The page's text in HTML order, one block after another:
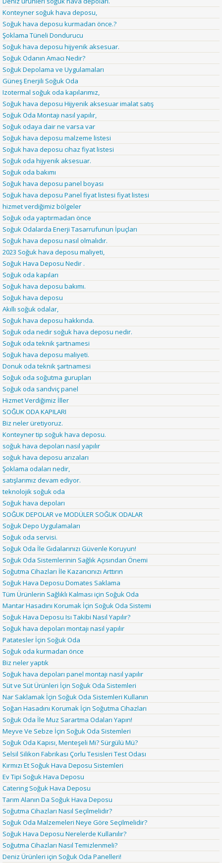
Konteyner soğuk hava deposu,
Soğuk hava deposu kurmadan önce.?
Şoklama Tüneli Dondurucu
Soğuk hava deposu hijyenik aksesuar.
Soğuk Odanın Amacı Nedir?
Soğuk Depolama ve Uygulamaları
Güneş Enerjili Soğuk Oda
Izotermal soğuk oda kapılarımız,
Soğuk hava deposu Hijyenik aksesuar imalat satış
Soğuk Oda Montajı nasıl yapılır,
Soğuk odaya dair ne varsa var
Soğuk hava deposu malzeme listesi
Soğuk hava deposu cihaz fiyat listesi
Soğuk oda hijyenik aksesuar.
Soğuk oda bakımı
Soğuk hava deposu panel boyası
Soğuk hava deposu Panel fiyat listesi fiyat listesi
hizmet verdiğimiz bölgeler
Soğuk oda yaptırmadan önce
Soğuk Odalarda Enerji Tasarrufunun İpuçları
Soğuk hava deposu nasıl olmalıdır.
2023 Soğuk hava deposu maliyeti,
Soğuk Hava Deposu Nedir .
Soğuk oda kapıları
Soğuk hava deposu bakımı.
Soğuk hava deposu
Akıllı soğuk odalar,
Soğuk hava deposu hakkında.
Soğuk oda nedir soğuk hava deposu nedir.
Soğuk oda teknik şartnamesi
Soğuk hava deposu maliyeti.
Donuk oda teknik şartnamesi
Soğuk oda soğutma gurupları
Soğuk oda sandviç panel
Hizmet Verdiğimiz İller
SOĞUK ODA KAPILARI
Biz neler üretiyoruz.
Konteyner tip soğuk hava deposu.
soğuk hava depoları nasıl yapılır
soğuk hava deposu arızaları
Şoklama odaları nedir,
satışlarımız devam ediyor.
teknolojik soğuk oda
Soğuk hava depoları
SOĞUK DEPOLAR ve MODÜLER SOĞUK ODALAR
Soğuk Depo Uygulamaları
Soğuk oda servisi.
Soğuk Oda İle Gıdalarınızı Güvenle Koruyun!
Soğuk Oda Sistemlerinin Sağlık Açısından Önemi
Soğutma Cihazları İle Kazancınızı Arttırın
Soğuk Hava Deposu Domates Saklama
Tüm Ürünlerin Sağlıklı Kalması için Soğuk Oda
Mantar Hasadını Korumak İçin Soğuk Oda Sistemi
Soğuk Hava Deposu Isı Takibi Nasıl Yapılır?
Soğuk hava depoları montajı nasıl yapılır
Patatesler İçin Soğuk Oda
Soğuk oda kurmadan önce
Biz neler yaptık
Soğuk hava depoları panel montajı nasıl yapılır
Süt ve Süt Ürünleri İçin Soğuk Oda Sistemleri
Nar Saklamak İçin Soğuk Oda Sistemleri Kullanın
Soğan Hasadını Korumak İçin Soğutma Cihazları
Soğuk Oda İle Muz Sarartma Odaları Yapın!
Meyve Ve Sebze İçin Soğuk Oda Sistemleri
Soğuk Oda Kapısı, Menteşeli Mi? Sürgülü Mü?
Selsil Silikon Fabrikası Çorlu Tesisleri Test Odası
Kırmızı Et Soğuk Hava Deposu Sistemleri
Ev Tipi Soğuk Hava Deposu
Catering Soğuk Hava Deposu
Tarım Alanın Da Soğuk Hava Deposu
Soğutma Cihazları Nasıl Seçilmelidir?
Soğuk Oda Malzemeleri Neye Göre Seçilmelidir?
Soğuk Hava Deposu Nerelerde Kullanılır?
Soğutma Cihazları Nasıl Temizlenmeli?
Deniz Ürünleri için Soğuk Oda Panelleri!